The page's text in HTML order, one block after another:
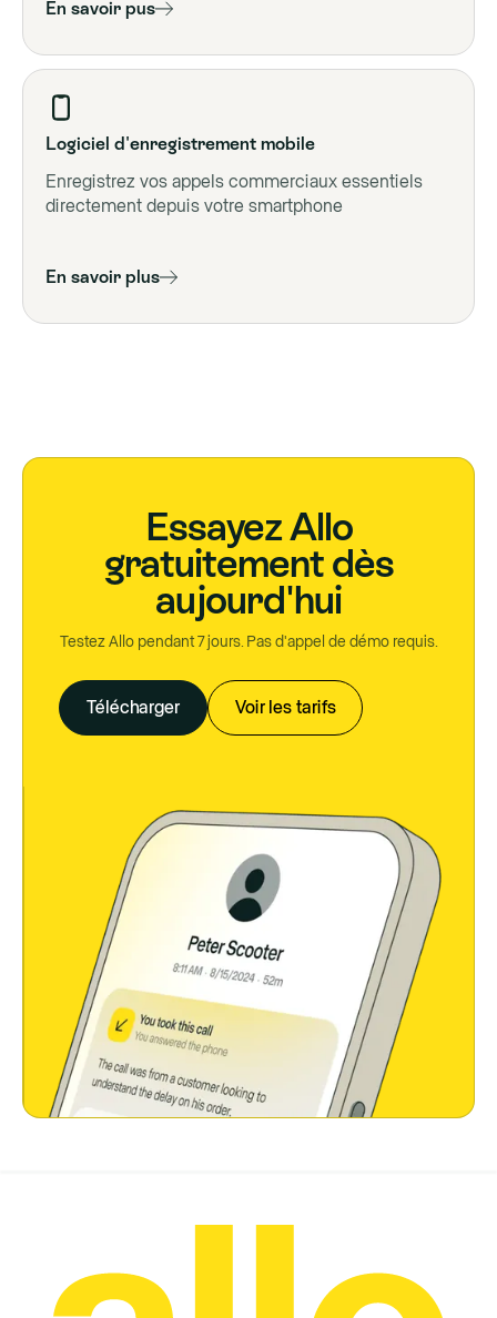
En savoir pus
Logiciel d'enregistrement mobile
Enregistrez vos appels commerciaux essentiels
directement depuis votre smartphone
En savoir plus
Essayez Allo
gratuitement dès
aujourd'hui
Testez Allo pendant 7 jours. Pas d'appel de démo requis.
Télécharger Voir les tarifs